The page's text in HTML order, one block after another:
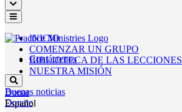
INICIO
COMENZAR UN GRUPO
BIBLIOTECA DE LAS LECCIONES
NUESTRA MISIÓN
Buenas noticias
Donate
Contáctenos
Donar
Español